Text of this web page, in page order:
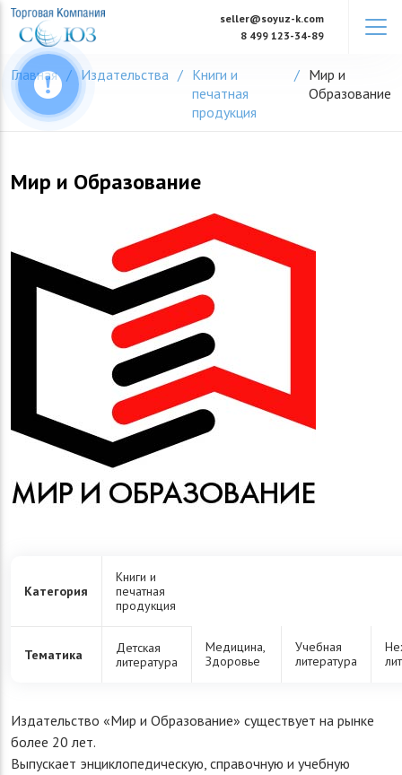
Skip
content
seller@soyuz-k.com
8 499 123-34-89
Главная Издательства
Книги и
печатная
продукция
Мир и
Образование
Мир и Образование
Категория
Книги и
печатная
продукция
Тематика
Детская
литература
Медицина,
Здоровье
Учебная
литература
Издательство «Мир и Образование» существует на рынке
более 20 лет.
Выпускает энциклопедическую, справочную и учебную